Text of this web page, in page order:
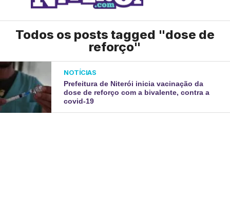
Todos os posts tagged "dose de
reforço"
NOTÍCIAS
Prefeitura de Niterói inicia vacinação da
dose de reforço com a bivalente, contra a
covid-19